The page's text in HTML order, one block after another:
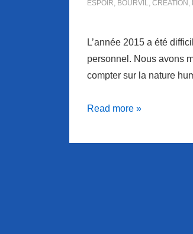
ESPOIR, BOURVIL, CRÉATION ,
L’année 2015 a été
personnel. Nous avons
compter sur la nature
Coup
coeur
Read more »